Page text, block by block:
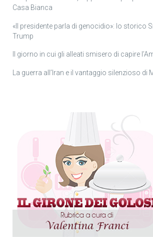
Casa Bianca
«Il presidente parla di genocidio»: lo storico
Trump
Il giorno in cui gli alleati smisero di capire
La guerra all’Iran e il vantaggio silenzioso di